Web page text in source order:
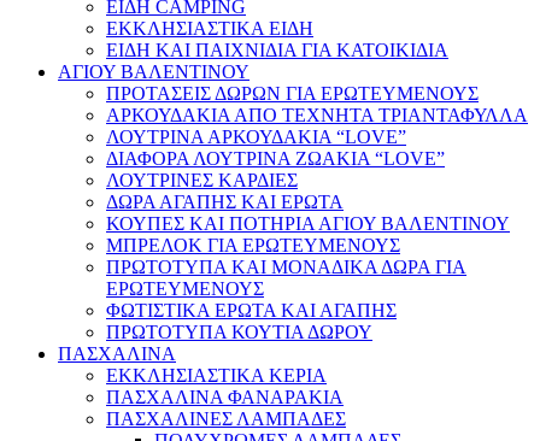
ΕΙΔΗ CAMPING
ΕΚΚΛΗΣΙΑΣΤΙΚΑ ΕΙΔΗ
ΕΙΔΗ ΚΑΙ ΠΑΙΧΝΙΔΙΑ ΓΙΑ ΚΑΤΟΙΚΙΔΙΑ
ΑΓΙΟΥ ΒΑΛΕΝΤΙΝΟΥ
ΠΡΟΤΑΣΕΙΣ ΔΩΡΩΝ ΓΙΑ ΕΡΩΤΕΥΜΕΝΟΥΣ
ΑΡΚΟΥΔΑΚΙΑ ΑΠΟ ΤΕΧΝΗΤΑ ΤΡΙΑΝΤΑΦΥΛΛΑ
ΛΟΥΤΡΙΝΑ ΑΡΚΟΥΔΑΚΙΑ “LOVE”
ΔΙΑΦΟΡΑ ΛΟΥΤΡΙΝΑ ΖΩΑΚΙΑ “LOVE”
ΛΟΥΤΡΙΝΕΣ ΚΑΡΔΙΕΣ
ΔΩΡΑ ΑΓΑΠΗΣ ΚΑΙ ΕΡΩΤΑ
ΚΟΥΠΕΣ ΚΑΙ ΠΟΤΗΡΙΑ ΑΓΙΟΥ ΒΑΛΕΝΤΙΝΟΥ
ΜΠΡΕΛΟΚ ΓΙΑ ΕΡΩΤΕΥΜΕΝΟΥΣ
ΠΡΩΤΟΤΥΠΑ ΚΑΙ ΜΟΝΑΔΙΚΑ ΔΩΡΑ ΓΙΑ
ΕΡΩΤΕΥΜΕΝΟΥΣ
ΦΩΤΙΣΤΙΚΑ ΕΡΩΤΑ ΚΑΙ ΑΓΑΠΗΣ
ΠΡΩΤΟΤΥΠΑ ΚΟΥΤΙΑ ΔΩΡΟΥ
ΠΑΣΧΑΛΙΝΑ
ΕΚΚΛΗΣΙΑΣΤΙΚΑ ΚΕΡΙΑ
ΠΑΣΧΑΛΙΝΑ ΦΑΝΑΡΑΚΙΑ
ΠΑΣΧΑΛΙΝΕΣ ΛΑΜΠΑΔΕΣ